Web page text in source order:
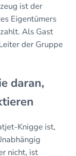
ist der
Eigentümers
Als Gast
der Gruppe
daran,
Knigge ist,
nicht, ist